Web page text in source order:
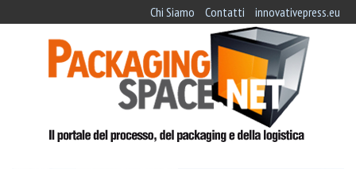
Chi Siamo Contatti innovativepress.eu